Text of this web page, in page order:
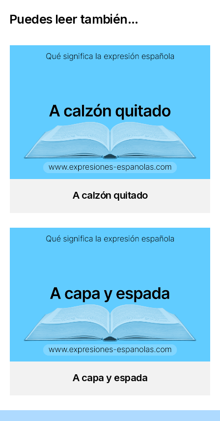
Puedes leer también...
A calzón quitado
A capa y espada